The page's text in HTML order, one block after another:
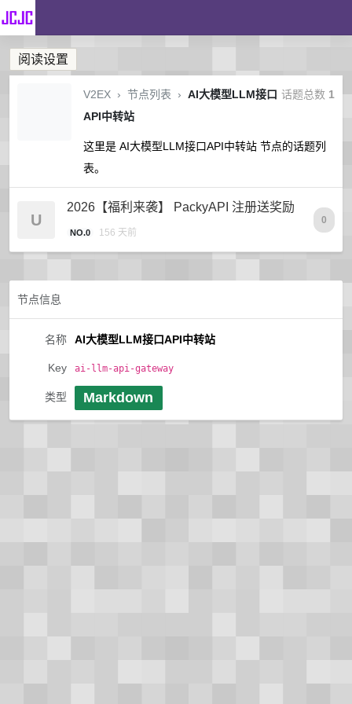
阅读设置
话题总数 1
V2EX › 节点列表 › AI大模型LLM接口
API中转站
这里是 AI大模型LLM接口API中转站 节点的话题列
表。
U
2026【福利来袭】 PackyAPI 注册送奖励
NO.0 156 天前
0
节点信息
名称 AI大模型LLM接口API中转站
Key ai-llm-api-gateway
类型 Markdown